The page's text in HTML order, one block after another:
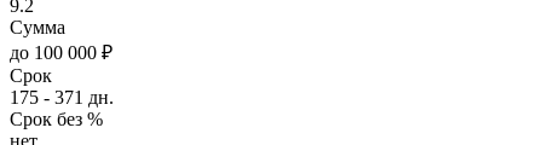
9.2
Сумма
до 100 000 ₽
Срок
175 - 371 дн.
Срок без %
нет